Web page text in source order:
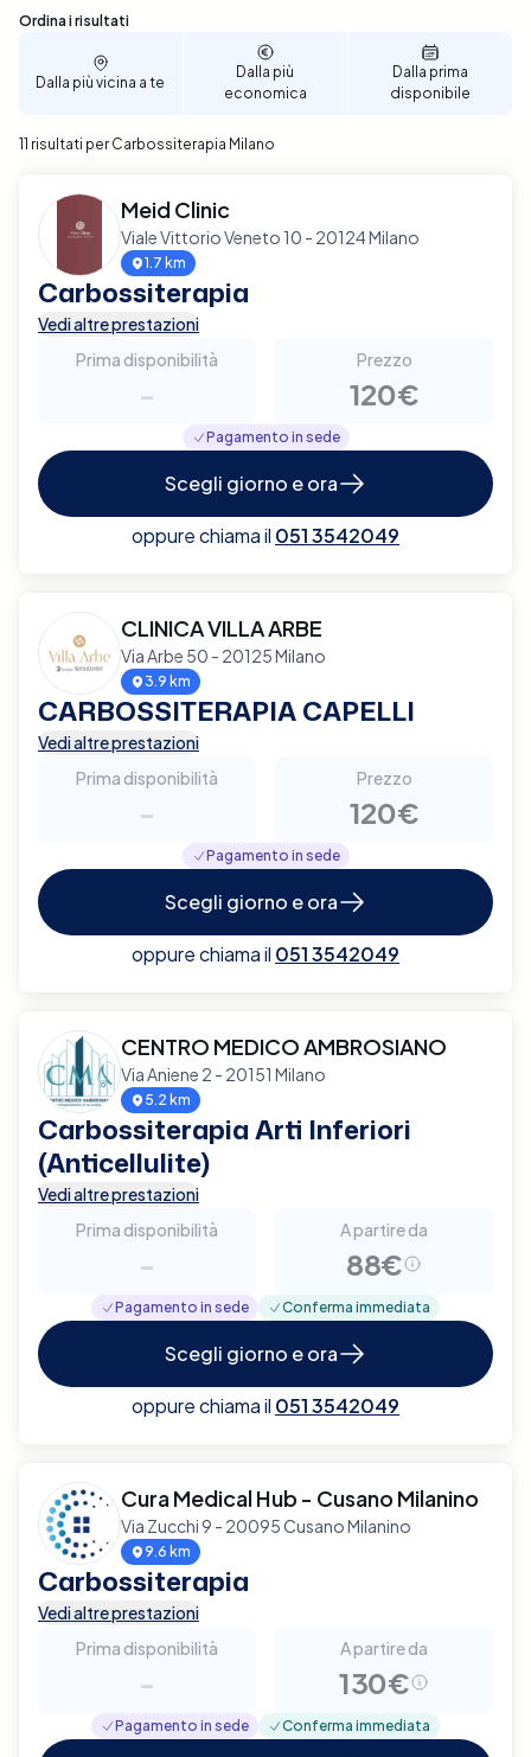
Sono stati trovati 11 risultati
Ordina i risultati
Dalla più vicina a te
Dalla più
economica
Dalla prima
disponibile
11 risultati per Carbossiterapia Milano
Meid Clinic
Viale Vittorio Veneto 10 - 20124 Milano
1.7 km
Carbossiterapia
Vedi altre prestazioni
Prima disponibilità
-
Prezzo
120€
Pagamento in sede
Scegli giorno e ora
oppure chiama il 051 3542049
CLINICA VILLA ARBE
Via Arbe 50 - 20125 Milano
3.9 km
CARBOSSITERAPIA CAPELLI
Vedi altre prestazioni
Prima disponibilità
-
Prezzo
120€
Pagamento in sede
Scegli giorno e ora
oppure chiama il 051 3542049
CENTRO MEDICO AMBROSIANO
Via Aniene 2 - 20151 Milano
5.2 km
Carbossiterapia Arti Inferiori
(Anticellulite)
Vedi altre prestazioni
Prima disponibilità
-
A partire da
88€
Pagamento in sede Conferma immediata
Scegli giorno e ora
oppure chiama il 051 3542049
Cura Medical Hub - Cusano Milanino
Via Zucchi 9 - 20095 Cusano Milanino
9.6 km
Carbossiterapia
Vedi altre prestazioni
Prima disponibilità
-
A partire da
130€
Pagamento in sede Conferma immediata